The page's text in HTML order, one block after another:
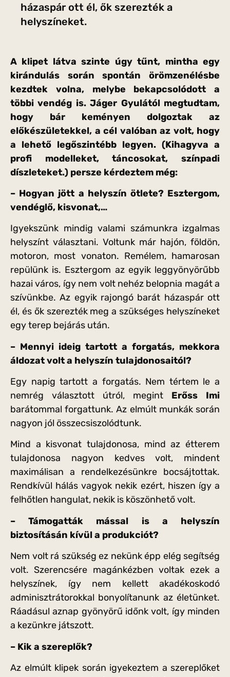
házaspár ott él, ők szerezték a
helyszíneket.
A klipet látva szinte úgy tűnt, mintha egy
kirándulás során spontán örömzenélésbe
kezdtek volna, melybe bekapcsolódott a
többi vendég is. Jáger Gyulától megtudtam,
hogy bár keményen dolgoztak az
előkészületekkel, a cél valóban az volt, hogy
a lehető legőszintébb legyen. (Kihagyva a
profi modelleket, táncosokat, színpadi
díszleteket.) persze kérdeztem még:
– Hogyan jött a helyszín ötlete? Esztergom,
vendéglő, kisvonat,…
Igyekszünk mindig valami számunkra izgalmas
helyszínt választani. Voltunk már hajón, földön,
motoron, most vonaton. Remélem, hamarosan
repülünk is. Esztergom az egyik leggyönyörűbb
hazai város, így nem volt nehéz belopnia magát a
szívünkbe. Az egyik rajongó barát házaspár ott
él, és ők szerezték meg a szükséges helyszíneket
egy terep bejárás után.
– Mennyi ideig tartott a forgatás, mekkora
áldozat volt a helyszín tulajdonosaitól?
Egy napig tartott a forgatás. Nem tértem le a
nemrég választott útról, megint Erőss Imi
barátommal forgattunk. Az elmúlt munkák során
nagyon jól összecsiszolódtunk.
Mind a kisvonat tulajdonosa, mind az étterem
tulajdonosa nagyon kedves volt, mindent
maximálisan a rendelkezésünkre bocsájtottak.
Rendkívül hálás vagyok nekik ezért, hiszen így a
felhőtlen hangulat, nekik is köszönhető volt.
– Támogatták mással is a helyszín
biztosításán kívül a produkciót?
Nem volt rá szükség ez nekünk épp elég segítség
volt. Szerencsére magánkézben voltak ezek a
helyszínek, így nem kellett akadékoskodó
adminisztrátorokkal bonyolítanunk az életünket.
Ráadásul aznap gyönyörű időnk volt, így minden
a kezünkre játszott.
– Kik a szereplők?
Az elmúlt klipek során igyekeztem a szereplőket